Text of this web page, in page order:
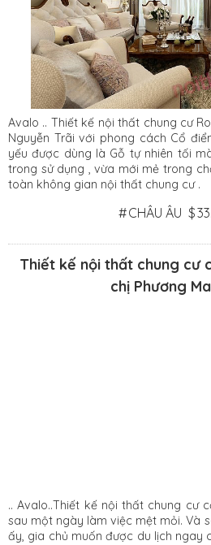
Avalo .. Thiết kế nội thất chung cư
Nguyễn Trãi với phong cách Cổ
yếu được dùng là Gỗ tự nhiên tối
trong sử dụng , vừa mới mẻ trong
toàn không gian nội thất chung cư .
#CHÂU ÂU $
Thiết kế nội thất chung cư
chị Phương
.. Avalo..Thiết kế nội thất chung cư
sau một ngày làm việc mệt mỏi. Và
ấy, gia chủ muốn được du lịch ngay